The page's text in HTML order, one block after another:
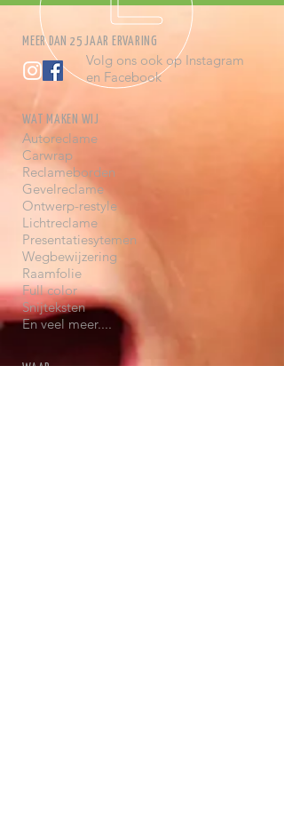
MEER DAN 25 JAAR ERVARING
Volg ons ook op Instagram
en Facebook
WAT MAKEN WIJ
Autoreclame
Carwrap
Reclameborden
Gevelreclame
Ontwerp-restyle
Lichtreclame
Presentatiesytemen
Wegbewijzering
Raamfolie
Full color
Snijteksten
En veel meer....
WAAR